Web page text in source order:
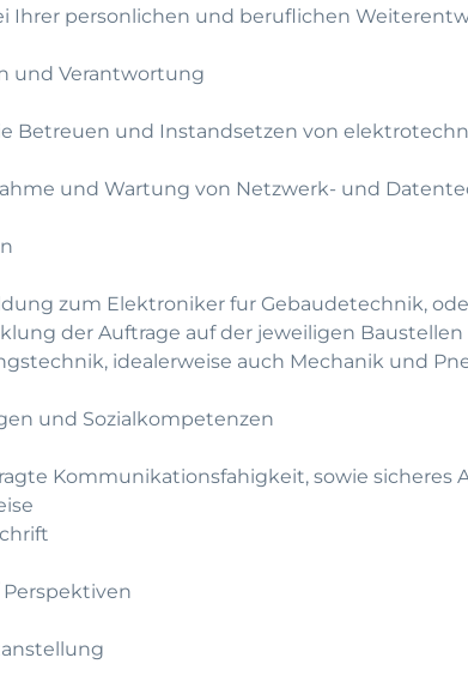
Ihrer personlichen und beruflichen
und Verantwortung
Betreuen und Instandsetzen von
und Wartung von Netzwerk- und
zum Elektroniker fur Gebaudetechnik,
der Auftrage auf der jeweiligen Baustellen
idealerweise auch Mechanik und
und Sozialkompetenzen
Kommunikationsfahigkeit, sowie sicheres